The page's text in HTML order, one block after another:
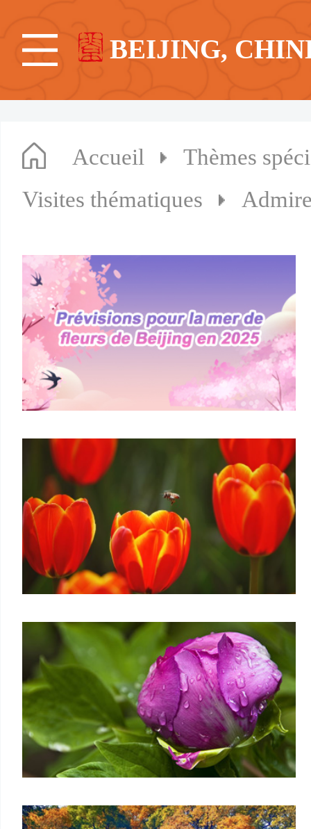
BEIJING,
Accueil
Thèmes
Visites thématiques